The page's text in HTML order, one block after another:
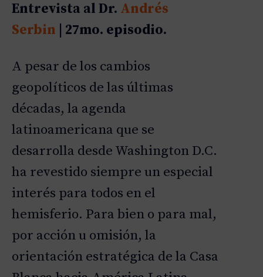
r
e
p
s
d
i
Entrevista al Dr. Andrés
Serbin | 27mo. episodio.
A pesar de los cambios
geopolíticos de las últimas
décadas, la agenda
latinoamericana que se
desarrolla desde Washington D.C.
ha revestido siempre un especial
interés para todos en el
hemisferio. Para bien o para mal,
por acción u omisión, la
orientación estratégica de la Casa